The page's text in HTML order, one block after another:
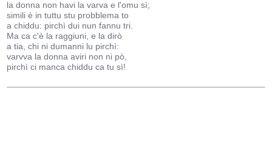
la donna non havi la varva e l'omu sì;
simili è in tuttu stu probblema to
a chiddu: pirchì dui nun fannu tri.
Ma ca c'è la raggiuni, e la dirò
a tia, chi ni dumanni lu pirchì:
varvva la donna aviri non ni pò,
pirchì ci manca chiddu ca tu sì!